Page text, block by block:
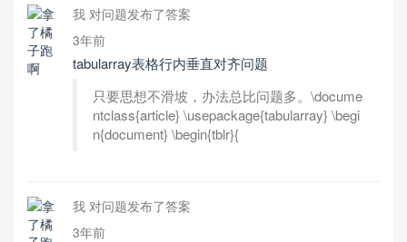
我 对问题发布了答案
3年前
tabularray表格行内垂直对齐问题
只要思想不滑坡，办法总比问题多。\docume
ntclass{article} \usepackage{tabularray} \begi
n{document} \begin{tblr}{
我 对问题发布了答案
3年前